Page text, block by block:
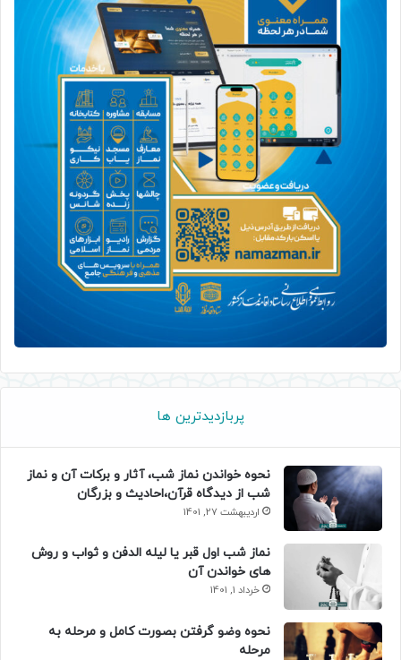
پربازدیدترین ها
نحوه خواندن نماز شب، آثار و برکات آن و نماز
شب از دیدگاه قرآن،احادیث و بزرگان
اردیبهشت 27, 1401
نماز شب اول قبر یا لیله الدفن و ثواب و روش
های خواندن آن
خرداد 1, 1401
نحوه وضو گرفتن بصورت کامل و مرحله به
مرحله